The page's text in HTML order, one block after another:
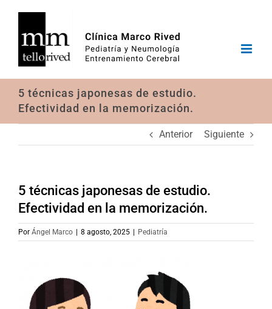
contenido
5 técnicas japonesas de estudio.
Efectividad en la memorización.
Anterior Siguiente
5 técnicas japonesas de estudio.
Efectividad en la memorización.
Por Ángel Marco 8 agosto, 2025 Pediatría